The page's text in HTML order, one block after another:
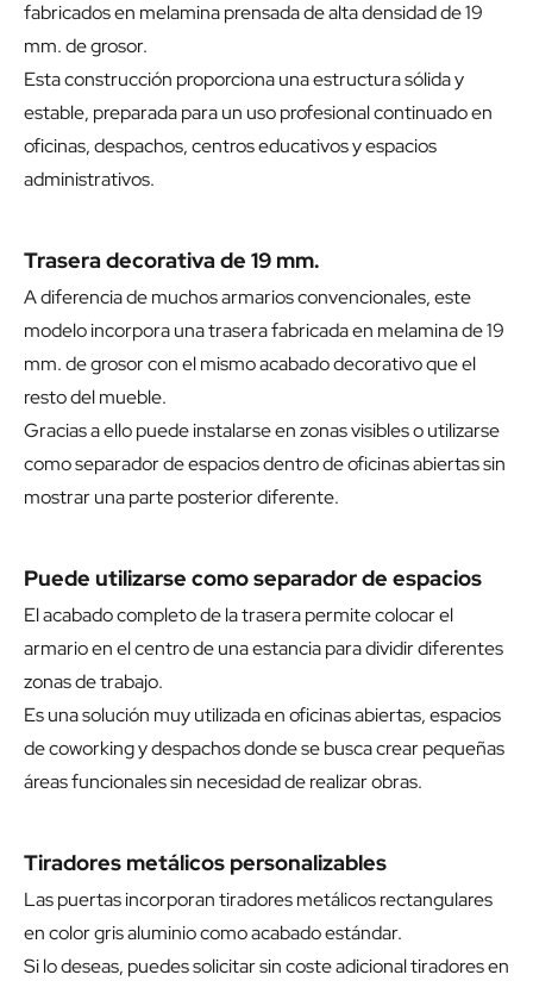
fabricados en melamina prensada de alta densidad de 19
mm. de grosor.
Esta construcción proporciona una estructura sólida y
estable, preparada para un uso profesional continuado en
oficinas, despachos, centros educativos y espacios
administrativos.
Trasera decorativa de 19 mm.
A diferencia de muchos armarios convencionales, este
modelo incorpora una trasera fabricada en melamina de 19
mm. de grosor con el mismo acabado decorativo que el
resto del mueble.
Gracias a ello puede instalarse en zonas visibles o utilizarse
como separador de espacios dentro de oficinas abiertas sin
mostrar una parte posterior diferente.
Puede utilizarse como separador de espacios
El acabado completo de la trasera permite colocar el
armario en el centro de una estancia para dividir diferentes
zonas de trabajo.
Es una solución muy utilizada en oficinas abiertas, espacios
de coworking y despachos donde se busca crear pequeñas
áreas funcionales sin necesidad de realizar obras.
Tiradores metálicos personalizables
Las puertas incorporan tiradores metálicos rectangulares
en color gris aluminio como acabado estándar.
Si lo deseas, puedes solicitar sin coste adicional tiradores en